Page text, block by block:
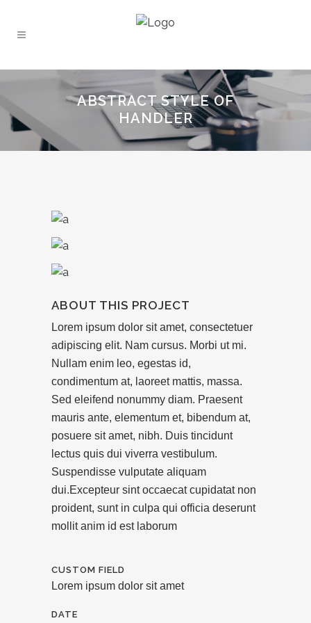
ABSTRACT STYLE OF
HANDLER
ABOUT THIS PROJECT
Lorem ipsum dolor sit amet, consectetuer
adipiscing elit. Nam cursus. Morbi ut mi.
Nullam enim leo, egestas id,
condimentum at, laoreet mattis, massa.
Sed eleifend nonummy diam. Praesent
mauris ante, elementum et, bibendum at,
posuere sit amet, nibh. Duis tincidunt
lectus quis dui viverra vestibulum.
Suspendisse vulputate aliquam
dui.Excepteur sint occaecat cupidatat non
proident, sunt in culpa qui officia deserunt
mollit anim id est laborum
CUSTOM FIELD
Lorem ipsum dolor sit amet
DATE